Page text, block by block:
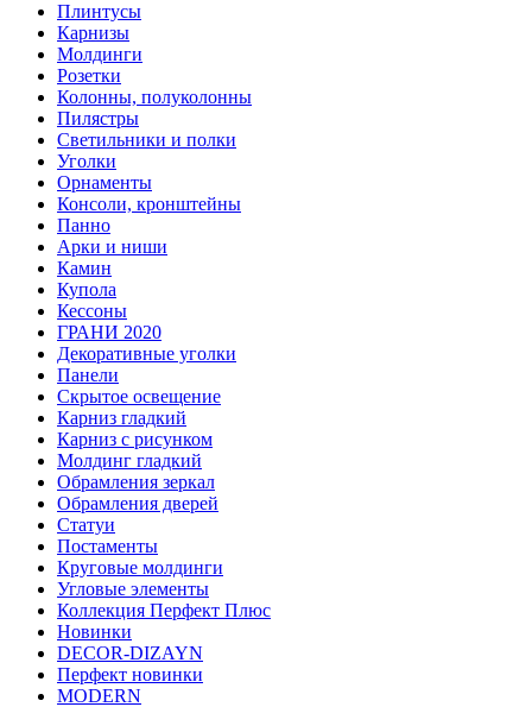
Плинтусы
Карнизы
Молдинги
Розетки
Колонны, полуколонны
Пилястры
Светильники и полки
Уголки
Орнаменты
Консоли, кронштейны
Панно
Арки и ниши
Камин
Купола
Кессоны
ГРАНИ 2020
Декоративные уголки
Панели
Скрытое освещение
Карниз гладкий
Карниз с рисунком
Молдинг гладкий
Обрамления зеркал
Обрамления дверей
Статуи
Постаменты
Круговые молдинги
Угловые элементы
Коллекция Перфект Плюс
Новинки
DECOR-DIZAYN
Перфект новинки
MODERN